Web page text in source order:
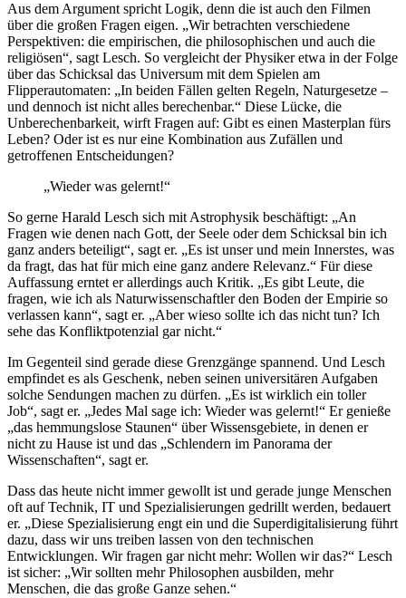
Aus dem Argument spricht Logik, denn die ist auch den Filmen
über die großen Fragen eigen. „Wir betrachten verschiedene
Perspektiven: die empirischen, die philosophischen und auch die
religiösen“, sagt Lesch. So vergleicht der Physiker etwa in der Folge
über das Schicksal das Universum mit dem Spielen am
Flipperautomaten: „In beiden Fällen gelten Regeln, Naturgesetze –
und dennoch ist nicht alles berechenbar.“ Diese Lücke, die
Unberechenbarkeit, wirft Fragen auf: Gibt es einen Masterplan fürs
Leben? Oder ist es nur eine Kombination aus Zufällen und
getroffenen Entscheidungen?
„Wieder was gelernt!“
So gerne Harald Lesch sich mit Astrophysik beschäftigt: „An
Fragen wie denen nach Gott, der Seele oder dem Schicksal bin ich
ganz anders beteiligt“, sagt er. „Es ist unser und mein Innerstes, was
da fragt, das hat für mich eine ganz andere Relevanz.“ Für diese
Auffassung erntet er allerdings auch Kritik. „Es gibt Leute, die
fragen, wie ich als Naturwissenschaftler den Boden der Empirie so
verlassen kann“, sagt er. „Aber wieso sollte ich das nicht tun? Ich
sehe das Konfliktpotenzial gar nicht.“
Im Gegenteil sind gerade diese Grenzgänge spannend. Und Lesch
empfindet es als Geschenk, neben seinen universitären Aufgaben
solche Sendungen machen zu dürfen. „Es ist wirklich ein toller
Job“, sagt er. „Jedes Mal sage ich: Wieder was gelernt!“ Er genieße
„das hemmungslose Staunen“ über Wissensgebiete, in denen er
nicht zu Hause ist und das „Schlendern im Panorama der
Wissenschaften“, sagt er.
Dass das heute nicht immer gewollt ist und gerade junge Menschen
oft auf Technik, IT und Spezialisierungen gedrillt werden, bedauert
er. „Diese Spezialisierung engt ein und die Superdigitalisierung führt
dazu, dass wir uns treiben lassen von den technischen
Entwicklungen. Wir fragen gar nicht mehr: Wollen wir das?“ Lesch
ist sicher: „Wir sollten mehr Philosophen ausbilden, mehr
Menschen, die das große Ganze sehen.“